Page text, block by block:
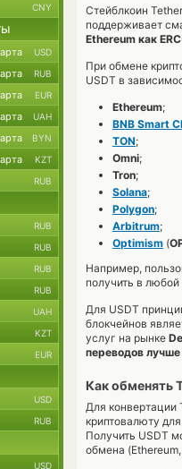
Стейблкоин
поддерживает
Ethereum как
При обмене
USDT в
Ethereum;
BNB Smart
TON;
Omni;
Tron;
Solana;
Polygon;
Arbitrum;
Optimism (
Например,
получить в
Для USDT
блокчейнов
услуг на рынке
переводов
Как обменять
Для конвертации
криптовалюту
Получить USDT
обмена
CNY
USD
RUB
EUR
UAH
BYN
KZT
RUB
RUB
RUB
RUB
RUB
UAH
KZT
EUR
USD
RUB
USD